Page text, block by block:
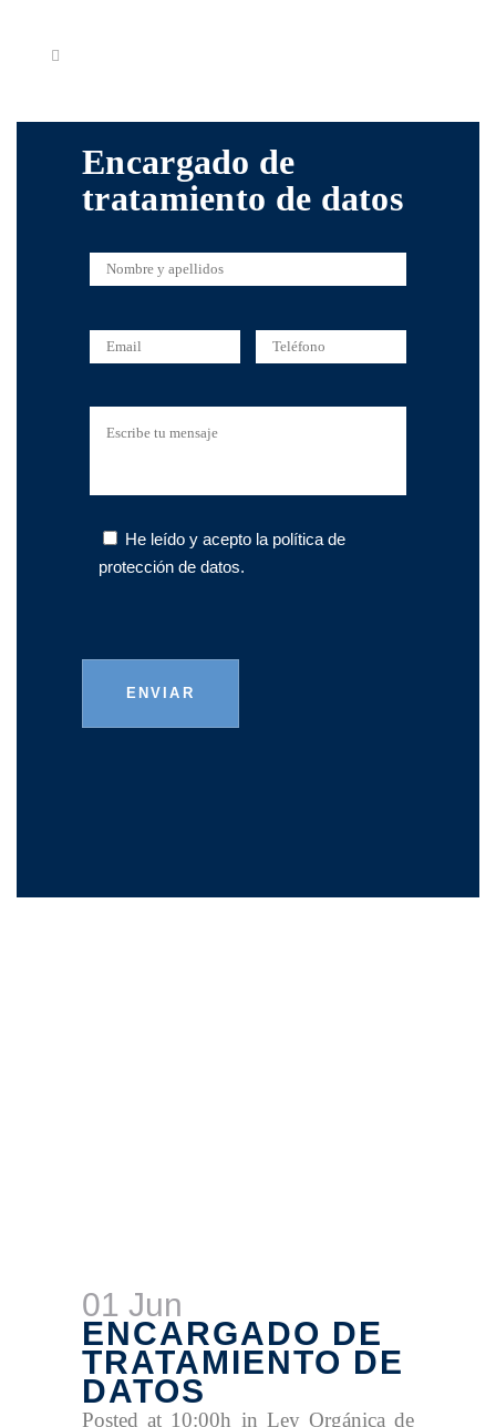
Encargado de
tratamiento de datos
He leído y acepto la política de
protección de datos.
01 Jun
ENCARGADO DE
TRATAMIENTO DE
DATOS
Posted at 10:00h in Ley Orgánica de